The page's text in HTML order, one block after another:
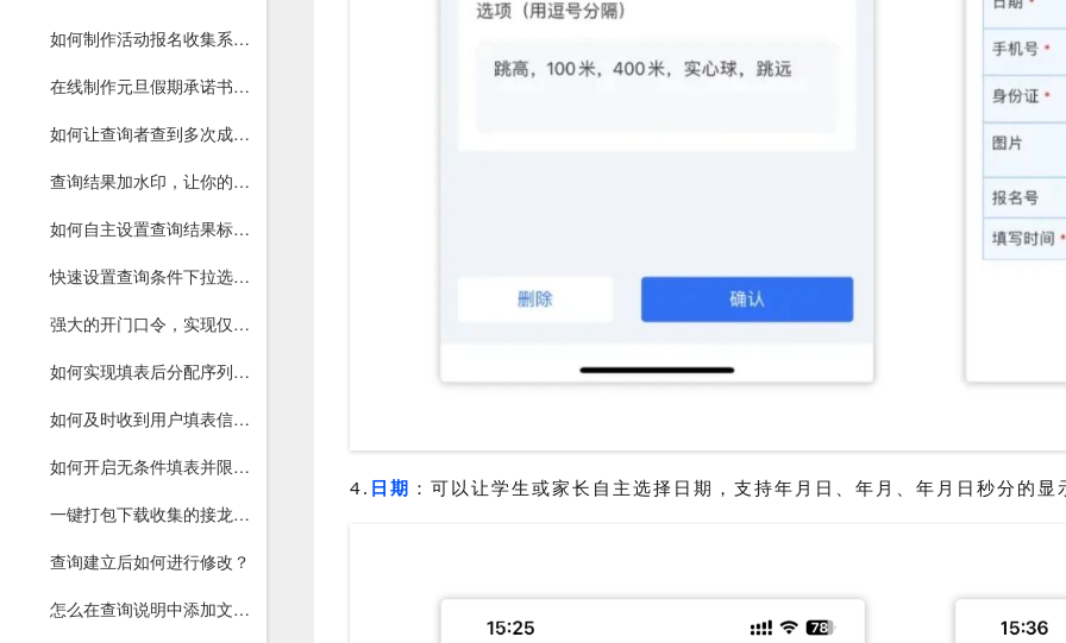
如何制作活动报名收集系统，支持填表者单选、多选
在线制作元旦假期承诺书，电子手写签名确认，一键导出打印。
如何让查询者查到多次成绩或工资？
查询结果加水印，让你的查询更安全
如何自主设置查询结果标题、显示列、表格位置？
快速设置查询条件下拉选择，提高查询准确率
强大的开门口令，实现仅指定用户才能进入查询
如何实现填表后分配序列号、活动抢票抽奖、自助分配座位号?
如何及时收到用户填表信息并提醒重填？
如何开启无条件填表并限制查询条数功能？
一键打包下载收集的接龙打卡等图片，方便统计和查看
查询建立后如何进行修改？
怎么在查询说明中添加文字、图片和链接？
4. 日期 ：可以让学生或家长自主选择日期，支持年月日、年月、年月日秒分的显